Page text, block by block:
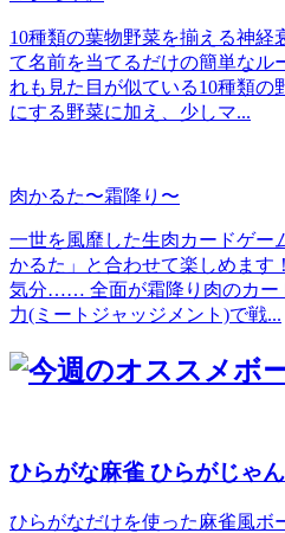
10種類の葉物野菜を揃える神経
て名前を当てるだけの簡単なル
れも見た目が似ている10種類の
にする野菜に加え、少しマ...
肉かるた〜霜降り〜
一世を風靡した生肉カードゲー
かるた」と合わせて楽しめます
気分…… 全面が霜降り肉のカー
力(ミートジャッジメント)で戦...
ひらがな麻雀 ひらがじゃ
ひらがなだけを使った麻雀風ボ